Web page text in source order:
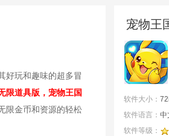
好玩和趣味的超多冒
限道具版，宠物王国
限金币和资源的轻松
宠物王
1.4.5破
软件大小：
软件语言： 中
软件等级：